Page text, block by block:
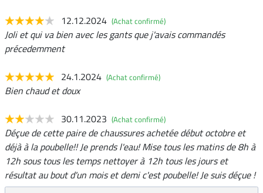
12.12.2024 (Achat confirmé)
Joli et qui va bien avec les gants que j'avais commandés
précedemment
24.1.2024 (Achat confirmé)
Bien chaud et doux
30.11.2023 (Achat confirmé)
Déçue de cette paire de chaussures achetée début octobre et
déjà à la poubelle!! Je prends l'eau! Mise tous les matins de 8h à
12h sous tous les temps nettoyer à 12h tous les jours et
résultat au bout d'un mois et demi c'est poubelle! Je suis déçue !